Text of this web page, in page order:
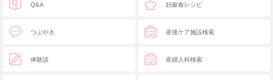
Q&A
つぶやき
体験談
妊娠食レシピ
産後ケア施設検索
産婦人科検索